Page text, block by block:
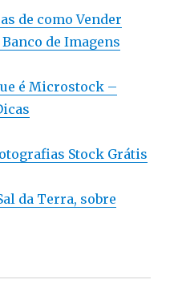
de como Vender
de Imagens
é Microstock –
Stock Grátis
da Terra, sobre